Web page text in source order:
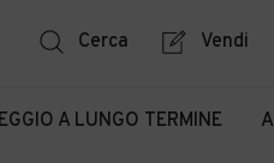
Cerca Vendi
A LUNGO TERMINE